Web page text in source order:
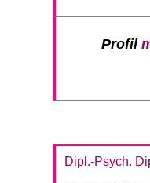
Profil
Dipl.-Psych.